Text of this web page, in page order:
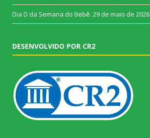
Dia D da Semana do Bebê. 29 de maio de 2026
DESENVOLVIDO POR CR2